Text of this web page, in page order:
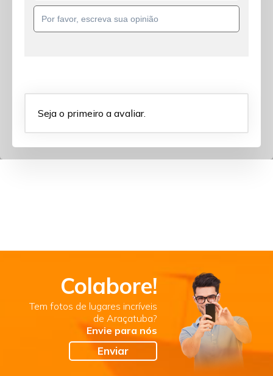
Seja o primeiro a avaliar.
Colabore!
Tem fotos de lugares incríveis
de Araçatuba?
Envie para nós
Enviar